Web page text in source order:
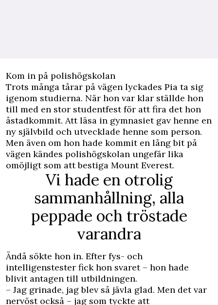
Kom in på polishögskolan
Trots många tårar på vägen lyckades Pia ta sig
igenom studierna. När hon var klar ställde hon
till med en stor studentfest för att fira det hon
åstadkommit. Att läsa in gymnasiet gav henne en
ny självbild och utvecklade henne som person.
Men även om hon hade kommit en lång bit på
vägen kändes polishögskolan ungefär lika
omöjligt som att bestiga Mount Everest.
Vi hade en otrolig
sammanhållning, alla
peppade och tröstade
varandra
Ändå sökte hon in. Efter fys- och
intelligenstester fick hon svaret – hon hade
blivit antagen till utbildningen.
– Jag grinade, jag blev så jävla glad. Men det var
nervöst också – jag som tyckte att